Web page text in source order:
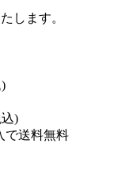
します。
)
で送料無料